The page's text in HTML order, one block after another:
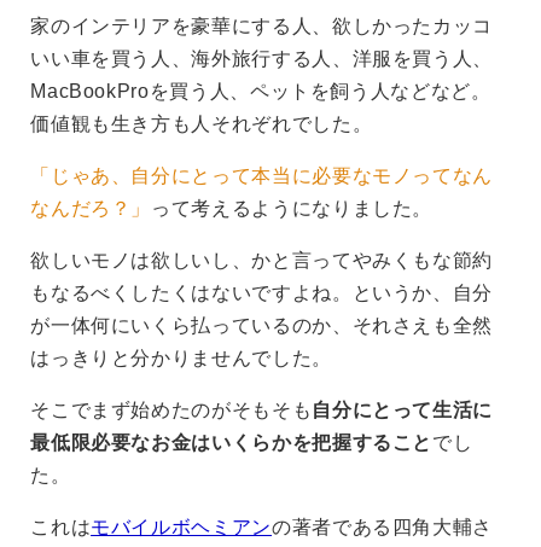
家のインテリアを豪華にする人、欲しかったカッコ
いい車を買う人、海外旅行する人、洋服を買う人、
MacBookProを買う人、ペットを飼う人などなど。
価値観も生き方も人それぞれでした。
「じゃあ、自分にとって本当に必要なモノってなん
なんだろ？」
って考えるようになりました。
欲しいモノは欲しいし、かと言ってやみくもな節約
もなるべくしたくはないですよね。というか、自分
が一体何にいくら払っているのか、それさえも全然
はっきりと分かりませんでした。
そこでまず始めたのがそもそも 自分にとって生活に
最低限必要なお金はいくらかを把握すること でし
た。
これはモバイルボヘミアンの著者である四角大輔さ